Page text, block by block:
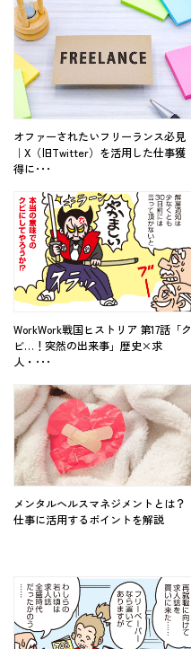
オファーされたいフリーランス必見
｜X（旧Twitter）を活用した仕事獲
得に･･･
WorkWork戦国ヒストリア 第17話「ク
ビ…！突然の出来事」歴史×求
人・･･･
メンタルヘルスマネジメントとは？
仕事に活用するポイントを解説